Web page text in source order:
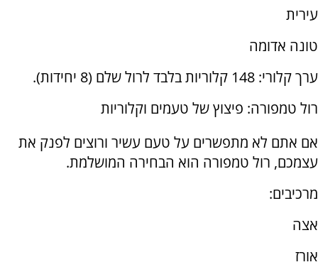
עירית
טונה אדומה
ערך קלורי: 148 קלוריות בלבד לרול שלם (8 יחידות).
רול טמפורה: פיצוץ של טעמים וקלוריות
אם אתם לא מתפשרים על טעם עשיר ורוצים לפנק את
עצמכם, רול טמפורה הוא הבחירה המושלמת.
מרכיבים:
אצה
אורז